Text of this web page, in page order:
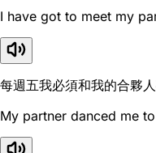
I have got to meet my
每週五我必須和我的合夥人
My partner danced me